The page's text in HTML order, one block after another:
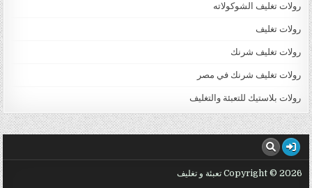
رولات تغليف الشوكولاته
رولات تغليف
رولات تغليف شرنك
رولات تغليف شرنك في مصر
رولات بلاستيك للتعبئة والتغليف
Copyright © 2026 تعبئة و تغليف